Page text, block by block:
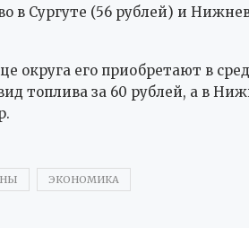
в Сургуте (56 рублей) и
округа его приобретают в
топлива за 60 рублей, а в
ЭКОНОМИКА